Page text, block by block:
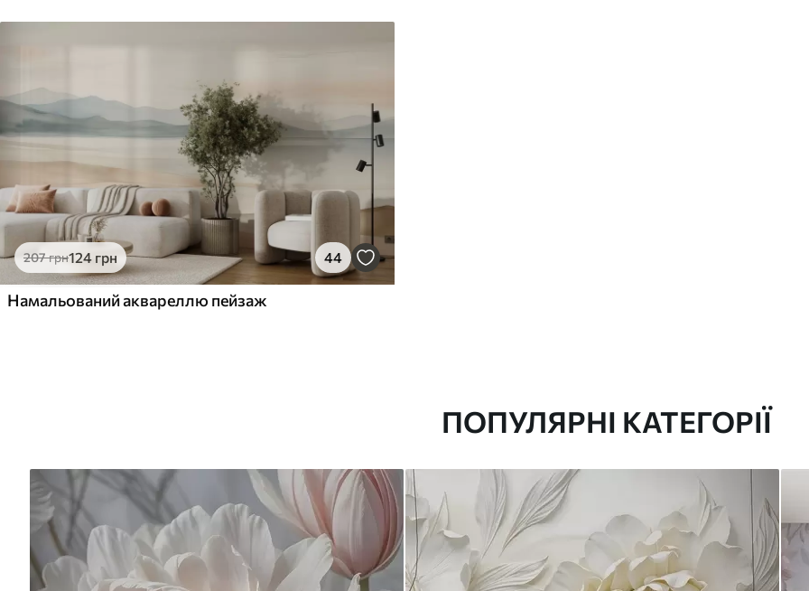
207грн124 грн 44
Намальований аквареллю пейзаж
ПОПУЛЯРНІ КАТЕГОРІЇ